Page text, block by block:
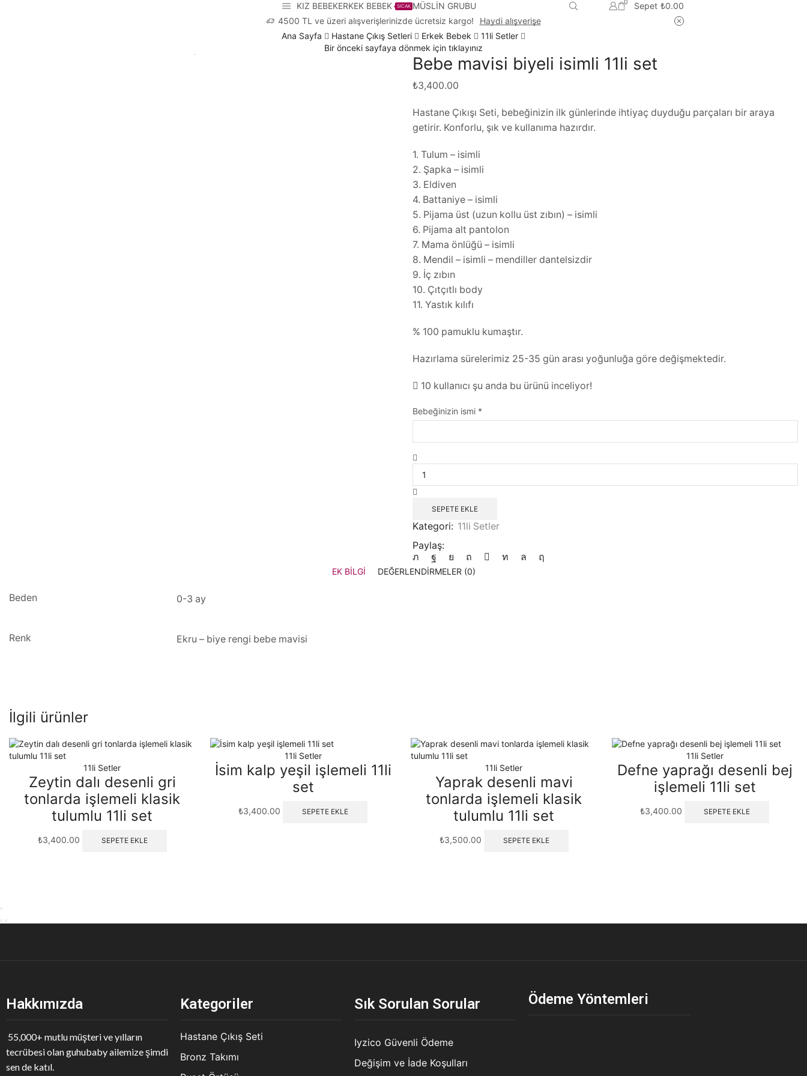
KIZ BEBEKERKEK BEBEK SICAK MÜSLİN GRUBU 0 Sepet ₺0.00
4500 TL ve üzeri alışverişlerinizde ücretsiz kargo!
Haydi alışverişe
Ana Sayfa
Hastane Çıkış Setleri Erkek Bebek
11li Setler
Bir önceki sayfaya dönmek için tıklayınız
Bebe mavisi biyeli isimli 11li set
₺3,400.00
Hastane Çıkışı Seti, bebeğinizin ilk günlerinde ihtiyaç duyduğu parçaları bir araya
getirir. Konforlu, şık ve kullanıma hazırdır.
1. Tulum – isimli
2. Şapka – isimli
3. Eldiven
4. Battaniye – isimli
5. Pijama üst (uzun kollu üst zıbın) – isimli
6. Pijama alt pantolon
7. Mama önlüğü – isimli
8. Mendil – isimli – mendiller dantelsizdir
9. İç zıbın
10. Çıtçıtlı body
11. Yastık kılıfı
% 100 pamuklu kumaştır.
Hazırlama sürelerimiz 25-35 gün arası yoğunluğa göre değişmektedir.
10 kullanıcı şu anda bu ürünü inceliyor!
Bebeğinizin ismi *
SEPETE EKLE
Kategori: 11li Setler
Paylaş:
EK BILGI DEĞERLENDIRMELER (0)
Beden 0-3 ay
Renk Ekru – biye rengi bebe mavisi
İlgili ürünler
11li Setler
Zeytin dalı desenli gri
tonlarda işlemeli klasik
tulumlu 11li set
₺3,400.00 SEPETE EKLE
11li Setler
İsim kalp yeşil işlemeli 11li
set
₺3,400.00 SEPETE EKLE
11li Setler
Yaprak desenli mavi
tonlarda işlemeli klasik
tulumlu 11li set
₺3,500.00 SEPETE EKLE
11li Setler
Defne yaprağı desenli bej
işlemeli 11li set
₺3,400.00 SEPETE EKLE
Hakkımızda
55,000+ mutlu müşteri ve yılların
tecrübesi olan guhubaby ailemize şimdi
sen de katıl.
Kategoriler
Hastane Çıkış Seti
Bronz Takımı
Sık Sorulan Sorular
Iyzico Güvenli Ödeme
Değişim ve İade Koşulları
Ödeme Yöntemleri